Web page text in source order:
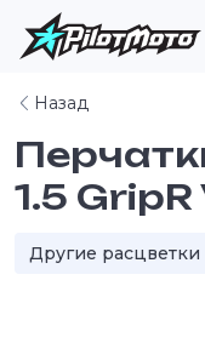
Назад
1.5 GripR
Другие расцветки